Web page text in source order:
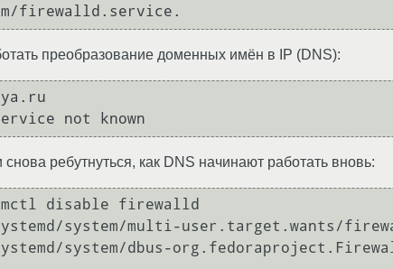
преобразование доменных имён в IP (DNS):
снова ребутнуться, как DNS начинают работать вновь:
disable firewalld
system/multi-user.target.wants/
system/dbus-